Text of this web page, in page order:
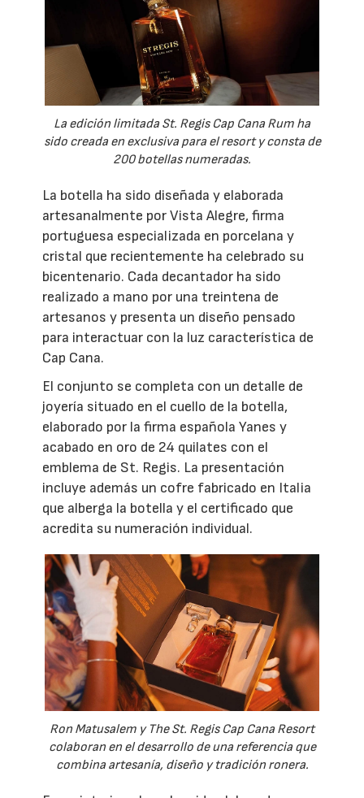
La edición limitada St. Regis Cap Cana Rum ha
sido creada en exclusiva para el resort y consta de
200 botellas numeradas.
La botella ha sido diseñada y elaborada
artesanalmente por Vista Alegre, firma
portuguesa especializada en porcelana y
cristal que recientemente ha celebrado su
bicentenario. Cada decantador ha sido
realizado a mano por una treintena de
artesanos y presenta un diseño pensado
para interactuar con la luz característica de
Cap Cana.
El conjunto se completa con un detalle de
joyería situado en el cuello de la botella,
elaborado por la firma española Yanes y
acabado en oro de 24 quilates con el
emblema de St. Regis. La presentación
incluye además un cofre fabricado en Italia
que alberga la botella y el certificado que
acredita su numeración individual.
Ron Matusalem y The St. Regis Cap Cana Resort
colaboran en el desarrollo de una referencia que
combina artesanía, diseño y tradición ronera.